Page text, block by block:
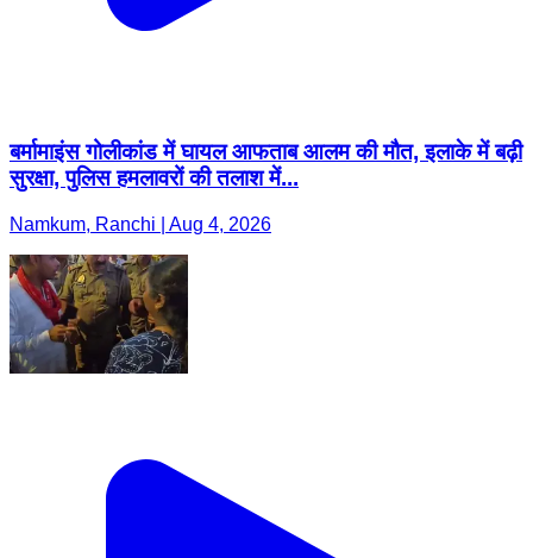
बर्मामाइंस गोलीकांड में घायल आफताब आलम की मौत, इलाके में बढ़ी
सुरक्षा, पुलिस हमलावरों की तलाश में...
Namkum, Ranchi | Aug 4, 2026